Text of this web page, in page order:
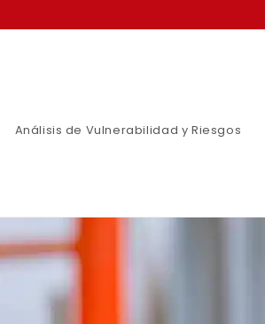
Análisis de Vulnerabilidad y Riesgos